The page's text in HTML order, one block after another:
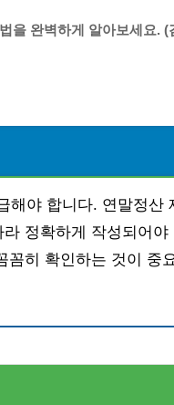
을 완벽하게 알아보세요. (
해야 합니다. 연말정산
정확하게 작성되어야
꼼히 확인하는 것이 중